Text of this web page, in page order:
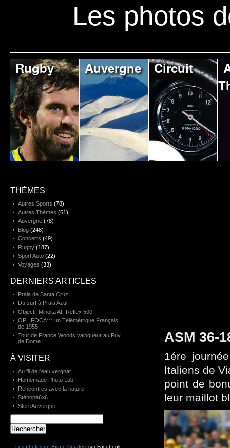
Les photos
Rugby Auvergne Circuit
ASM 36-
1ére
Italiens de
point de
leur maillot
THÈMES
Autres Sports (78)
Autres Thèmes (61)
Auvergne (78)
Blog (248)
Concerts (49)
Rugby (187)
Sport Auto (22)
Voyages (33)
DERNIERS ARTICLES
Praia de Santa Cruz
Du surf à Praia Azul
Objectif Minolta AF Reflex 500
OPL FOCA*** un Télémétrique Français
de 1955
Tour de France Woods vainqueur au Puy
de Dome
À VISITER
Au fil de l'eau vergnat
Homemade Photo Lab
Rencontres avec la nature
Sténopé6×6
StereAuvergne
Les photos de Bruno Courteix sur Facebook